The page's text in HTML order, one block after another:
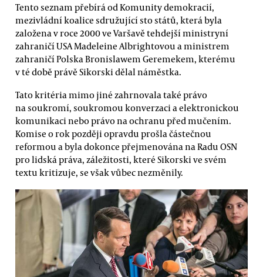
Tento seznam přebírá od Komunity demokracií,
mezivládní koalice sdružující sto států, která byla
založena v roce 2000 ve Varšavě tehdejší ministryní
zahraničí USA Madeleine Albrightovou a ministrem
zahraničí Polska Bronislawem Geremekem, kterému
v té době právě Sikorski dělal náměstka.
Tato kritéria mimo jiné zahrnovala také právo
na soukromí, soukromou konverzaci a elektronickou
komunikaci nebo právo na ochranu před mučením.
Komise o rok později opravdu prošla částečnou
reformou a byla dokonce přejmenována na Radu OSN
pro lidská práva, záležitosti, které Sikorski ve svém
textu kritizuje, se však vůbec nezměnily.